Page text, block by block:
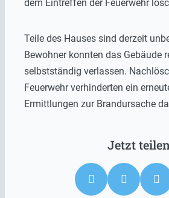
dem Eintreffen der Feuerwehr
Teile des Hauses sind derzeit
Bewohner konnten das Gebäude
selbstständig verlassen.
Feuerwehr verhinderten ein
Ermittlungen zur Brandursache